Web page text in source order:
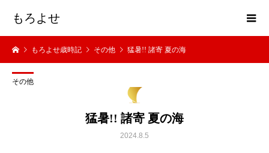
もろよせ
もろよせ歳時記 その他 猛暑!! 諸寄 夏の海
その他
猛暑!! 諸寄 夏の海
2024.8.5